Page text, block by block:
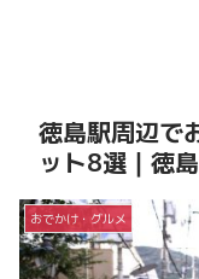
徳島駅周辺で
ット8選｜徳
おでかけ・グルメ